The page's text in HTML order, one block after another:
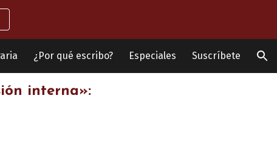
¿Por qué escribo? Especiales Suscríbete
interna»: